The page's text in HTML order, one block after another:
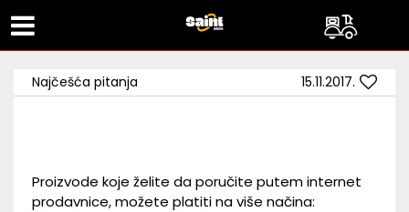
Najčešća pitanja 15.11.2017.
Proizvode koje želite da poručite putem internet
prodavnice, možete platiti na više načina: